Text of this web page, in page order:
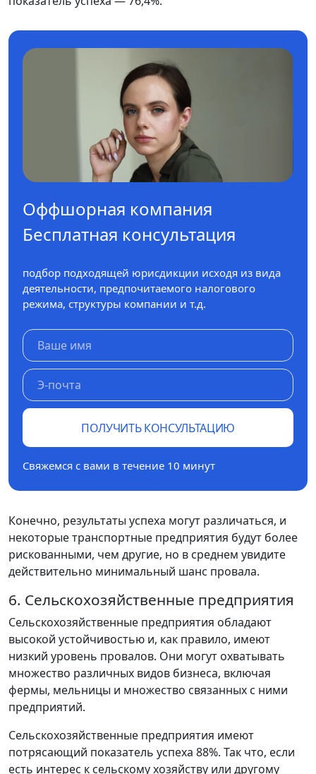
Оффшорная компания
Бесплатная консультация
подбор подходящей юрисдикции исходя из вида
деятельности, предпочитаемого налогового
режима, структуры компании и т.д.
ПОЛУЧИТЬ КОНСУЛЬТАЦИЮ
Свяжемся с вами в течение 10 минут
Конечно, результаты успеха могут различаться, и
некоторые транспортные предприятия будут более
рискованными, чем другие, но в среднем увидите
действительно минимальный шанс провала.
6. Сельскохозяйственные предприятия
Сельскохозяйственные предприятия обладают
высокой устойчивостью и, как правило, имеют
низкий уровень провалов. Они могут охватывать
множество различных видов бизнеса, включая
фермы, мельницы и множество связанных с ними
предприятий.
Сельскохозяйственные предприятия имеют
потрясающий показатель успеха 88%. Так что, если
есть интерес к сельскому хозяйству или другому